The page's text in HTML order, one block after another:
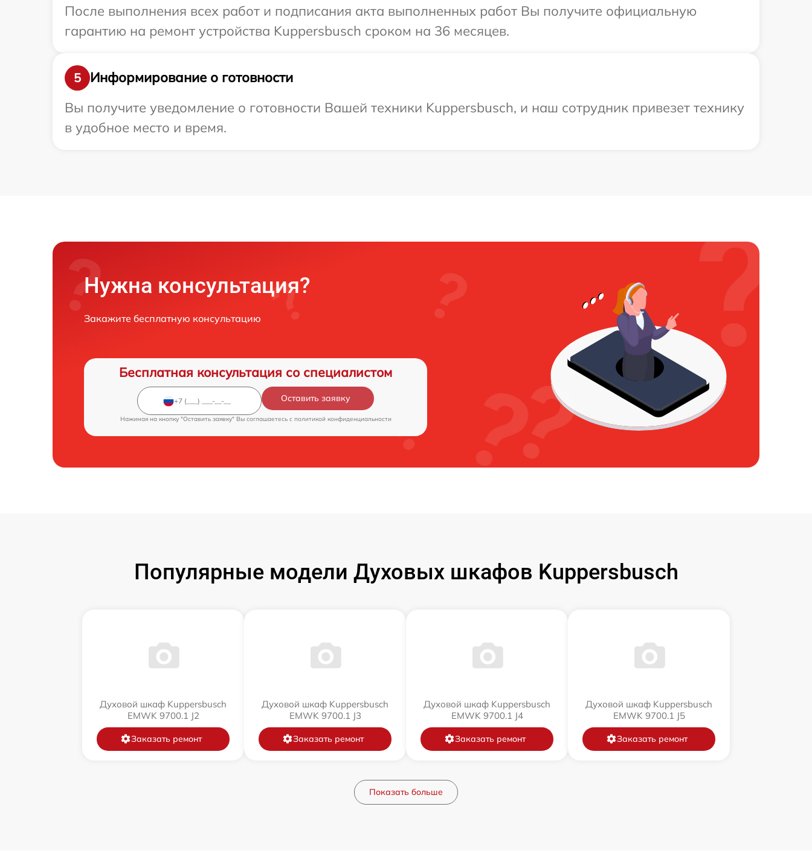
После выполнения всех работ и подписания акта выполненных работ Вы получите официальную
гарантию на ремонт устройства Kuppersbusch сроком на 36 месяцев.
5
Информирование о готовности
Вы получите уведомление о готовности Вашей техники Kuppersbusch, и наш сотрудник привезет технику
в удобное место и время.
Нужна консультация?
Закажите бесплатную консультацию
Бесплатная консультация со специалистом
Оставить заявку
Нажимая на кнопку "Оставить заявку" Вы соглашаетесь c политикой конфиденциальности
Популярные модели Духовых шкафов Kuppersbusch
Духовой шкаф Kuppersbusch
EMWK 9700.1 J2
Заказать ремонт
Духовой шкаф Kuppersbusch
EMWK 9700.1 J3
Заказать ремонт
Духовой шкаф Kuppersbusch
EMWK 9700.1 J4
Заказать ремонт
Духовой шкаф Kuppersbusch
EMWK 9700.1 J5
Заказать ремонт
Показать больше